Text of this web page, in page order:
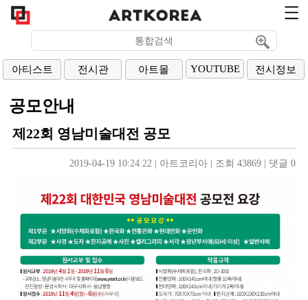
아티스트 전시관 아트몰 YOUTUBE 전시정보
공모안내
제22회 영남미술대전 공모
2019-04-19 10:24:22| 아트코리아| 조회 43869| 댓글 0